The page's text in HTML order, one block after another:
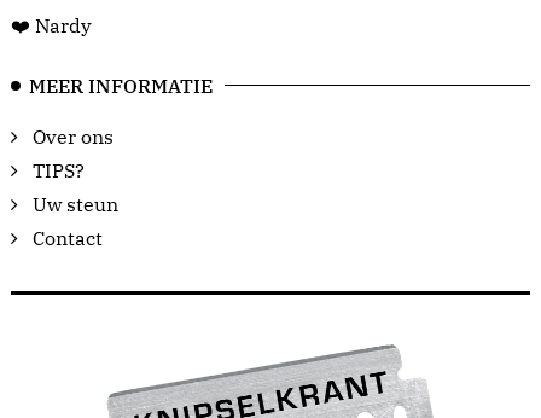
❤️ Nardy
MEER INFORMATIE
Over ons
TIPS?
Uw steun
Contact